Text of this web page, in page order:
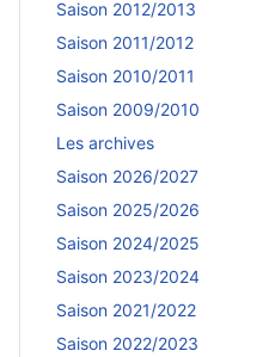
Saison 2012/2013
Saison 2011/2012
Saison 2010/2011
Saison 2009/2010
Les archives
Saison 2026/2027
Saison 2025/2026
Saison 2024/2025
Saison 2023/2024
Saison 2021/2022
Saison 2022/2023